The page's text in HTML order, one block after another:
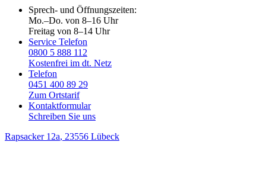
Sprech- und Öffnungszeiten:
Mo.–Do. von 8–16 Uhr
Freitag von 8–14 Uhr
Service Telefon
0800 5 888 112
Kostenfrei im dt. Netz
Telefon
0451 400 89 29
Zum Ortstarif
Kontaktformular
Schreiben Sie uns
Rapsacker 12a, 23556 Lübeck